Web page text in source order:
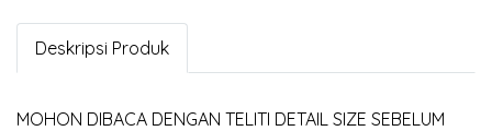
Deskripsi Produk
MOHON DIBACA DENGAN TELITI DETAIL SIZE SEBELUM